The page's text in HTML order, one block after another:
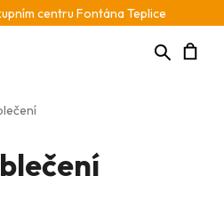
centru Fontána Teplice
Hledat